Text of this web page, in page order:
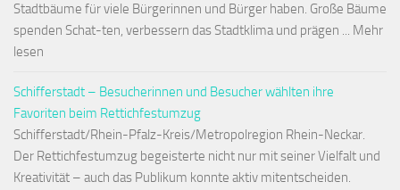
Stadtbäume für viele Bürgerinnen und Bürger haben. Große Bäume
spenden Schat-ten, verbessern das Stadtklima und prägen ... Mehr
lesen
Schifferstadt – Besucherinnen und Besucher wählten ihre
Favoriten beim Rettichfestumzug
Schifferstadt/Rhein-Pfalz-Kreis/Metropolregion Rhein-Neckar.
Der Rettichfestumzug begeisterte nicht nur mit seiner Vielfalt und
Kreativität – auch das Publikum konnte aktiv mitentscheiden.